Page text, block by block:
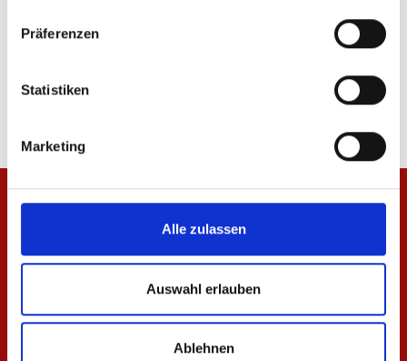
Präferenzen
Statistiken
Marketing
Alle zulassen
Auswahl erlauben
Ablehnen
94,95 €
Windbreaker
129,95 €